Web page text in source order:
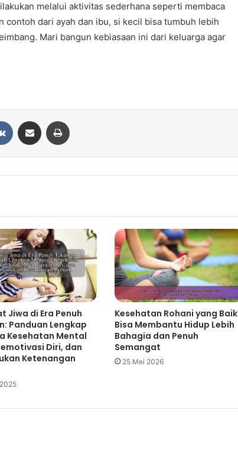
melalui aktivitas sederhana seperti membaca
contoh dari ayah dan ibu, si kecil bisa tumbuh lebih
Mari bangun kebiasaan ini dari keluarga agar
Jiwa di Era Penuh
Panduan Lengkap
Kesehatan Mental
Diri, dan
Ketenangan
Kesehatan Rohani yang Baik
Bisa Membantu Hidup Lebih
Bahagia dan Penuh
Semangat
25 Mei 2026